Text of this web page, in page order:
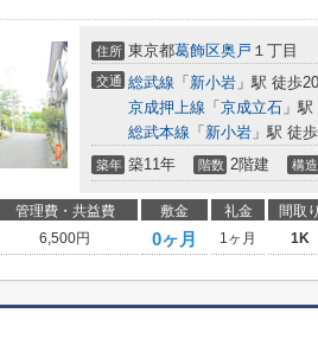
住所 東京都葛飾区奥戸 １丁目
交通 総武線 「 新小岩 」駅 徒歩
京成押上線 「 京成立石 」
総武本線 「 新小岩 」駅 徒
築年 築11年 階数 2階建 構造
管理費・共益費 敷金 礼金 間取り
6,500円 0ヶ月 1ヶ月 1K